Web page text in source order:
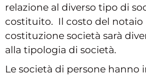
relazione al diverso tipo di
costituito. Il costo del notaio
costituzione società sarà
alla tipologia di società.
Le società di persone hanno